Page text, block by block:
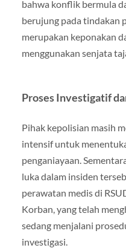
bahwa konflik bermula
berujung pada tindakan
merupakan keponakan
menggunakan senjata
Proses Investigatif
Pihak kepolisian masih
intensif untuk
penganiayaan.
luka dalam insiden
perawatan medis di
Korban, yang telah
sedang menjalani
investigasi.